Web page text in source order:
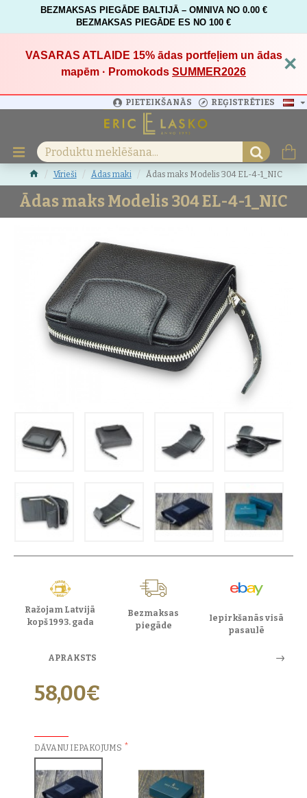
BEZMAKSAS PIEGĀDE BALTIJĀ – OMNIVA NO 0.00 €
BEZMAKSAS PIEGĀDE ES NO 100 €
VASARAS ATLAIDE 15%ādas portfeļiem un ādas
mapēm · Promokods SUMMER2026 ×
PIETEIKŠANĀS REĢISTRĒTIES
Vīrieši Ādas maki Ādas maks Modelis 304 EL-4-1_NIC
Ādas maks Modelis 304 EL-4-1_NIC
Ražojam Latvijā
kopš 1993. gada
Bezmaksas
piegāde
Iepirkšanās visā
pasaulē
APRAKSTS
58,00€
DĀVANU IEPAKOJUMS